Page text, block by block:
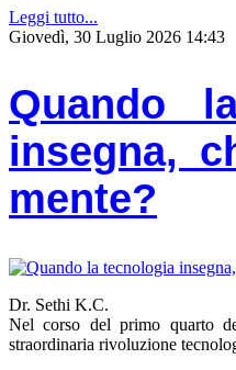
Leggi tutto...
Giovedì, 30 Luglio 2026 14:43
Quando
insegna,
mente?
Dr. Sethi K.C.
Nel corso del primo quarto
straordinaria rivoluzione